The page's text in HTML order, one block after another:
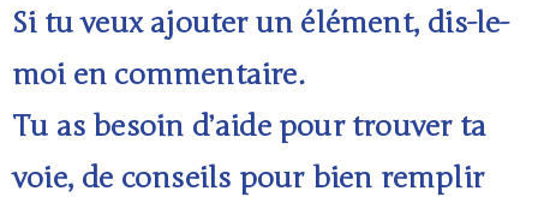
Si tu veux ajouter un élément, dis-le-
moi en commentaire.
Tu as besoin d’aide pour trouver ta
voie, de conseils pour bien remplir